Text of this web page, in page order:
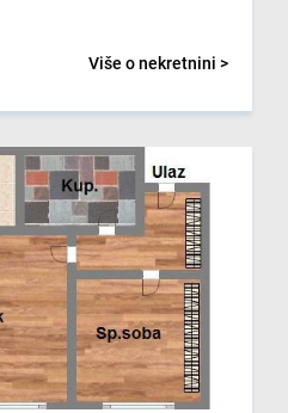
Više o nekretnini >